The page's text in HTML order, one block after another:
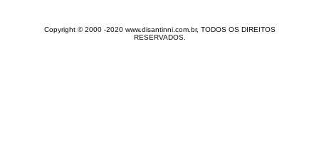
Copyright © 2000 -2020 www.disantinni.com.br, TODOS OS DIREITOS
RESERVADOS.